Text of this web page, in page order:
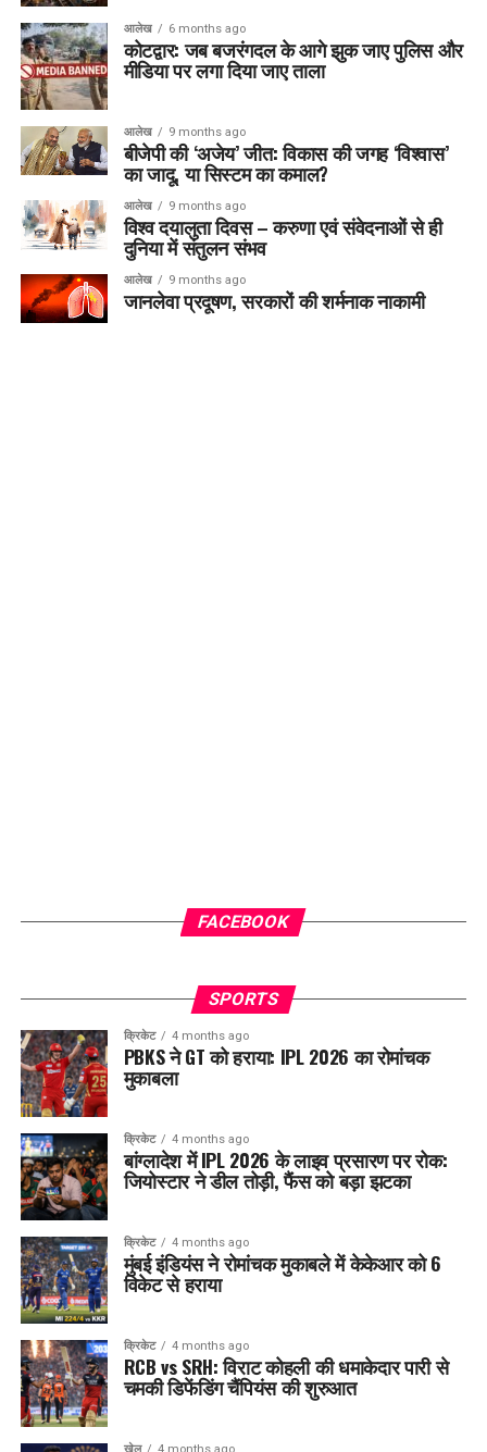
आलेख 6 months ago
कोटद्वार: जब बजरंगदल के आगे झुक जाए पुलिस और
मीडिया पर लगा दिया जाए ताला
आलेख 9 months ago
बीजेपी की ‘अजेय’ जीत: विकास की जगह ‘विश्वास’
का जादू, या सिस्टम का कमाल?
आलेख 9 months ago
विश्व दयालुता दिवस – करुणा एवं संवेदनाओं से ही
दुनिया में संतुलन संभव
आलेख 9 months ago
जानलेवा प्रदूषण, सरकारों की शर्मनाक नाकामी
FACEBOOK
SPORTS
क्रिकेट 4 months ago
PBKS ने GT को हराया: IPL 2026 का रोमांचक
मुकाबला
क्रिकेट 4 months ago
बांग्लादेश में IPL 2026 के लाइव प्रसारण पर रोक:
जियोस्टार ने डील तोड़ी, फैंस को बड़ा झटका
क्रिकेट 4 months ago
मुंबई इंडियंस ने रोमांचक मुकाबले में केकेआर को 6
विकेट से हराया
क्रिकेट 4 months ago
RCB vs SRH: विराट कोहली की धमाकेदार पारी से
चमकी डिफेंडिंग चैंपियंस की शुरुआत